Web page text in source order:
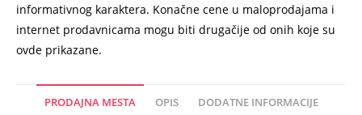
informativnog karaktera. Konačne cene u maloprodajama i
internet prodavnicama mogu biti drugačije od onih koje su
ovde prikazane.
PRODAJNA MESTA OPIS DODATNE INFORMACIJE